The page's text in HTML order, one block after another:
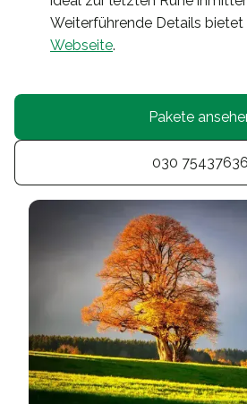
Weiterführende Details bietet
Webseite.
Pakete
030 75437636